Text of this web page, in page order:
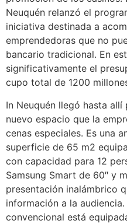
Neuquén relanzó el
iniciativa destinada a
emprendedoras que no
bancario tradicional. En
significativamente el
cupo total de 1200
In Neuquén llegó hasta
nuevo espacio que la
cenas especiales. Es una
superficie de 65 m2
con capacidad para 12
Samsung Smart de 60″ y
presentación inalámbrico
información a la
convencional está